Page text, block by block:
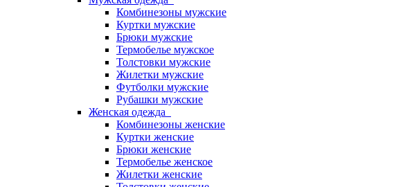
Комбинезоны мужские
Куртки мужские
Брюки мужские
Термобелье мужское
Толстовки мужские
Жилетки мужские
Футболки мужские
Рубашки мужские
Женская одежда
Комбинезоны женские
Куртки женские
Брюки женские
Термобелье женское
Жилетки женские